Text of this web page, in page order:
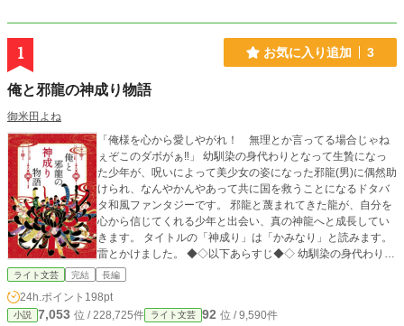
1 お気に入り追加 3
俺と邪龍の神成り物語
御米田よね
「俺様を心から愛しやがれ！ 無理とか言ってる場合じゃね
ぇぞこのダボがぁ‼」 幼馴染の身代わりとなって生贄になっ
た少年が、呪いによって美少女の姿になった邪龍(男)に偶然助
けられ、なんやかんやあって共に国を救うことになるドタバ
タ和風ファンタジーです。 邪龍と蔑まれてきた龍が、自分を
心から信じてくれる少年と出会い、真の神龍へと成長してい
きます。 タイトルの「神成り」は「かみなり」と読みます。
雷とかけました。 ◆◇以下あらすじ◆◇ 幼馴染の身代わりと
して土地神への生贄となった少年・春真。 しかし、神に喰わ
よって少女の姿へ変えられた邪龍・轟雷龍――ライだった。
ひょんなことから春真はライを使役してしまい、二人は離れ
ライト文芸 完結 長編
24h.ポイント 198pt
小説 7,053 位 / 228,725件 ライト文芸 92 位 / 9,590件